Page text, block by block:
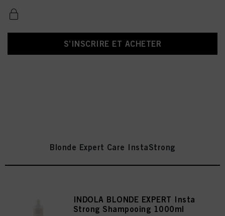
S’INSCRIRE ET ACHETER
Blonde Expert Care InstaStrong
INDOLA BLONDE EXPERT Insta
Strong Shampooing 1000ml